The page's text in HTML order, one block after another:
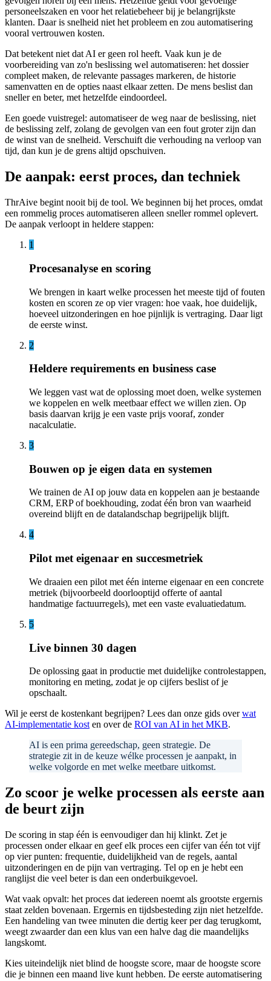
personeelszaken en voor het relatiebeheer bij je belangrijkste
klanten. Daar is snelheid niet het probleem en zou automatisering
vooral vertrouwen kosten.
Dat betekent niet dat AI er geen rol heeft. Vaak kun je de
voorbereiding van zo'n beslissing wel automatiseren: het dossier
compleet maken, de relevante passages markeren, de historie
samenvatten en de opties naast elkaar zetten. De mens beslist dan
sneller en beter, met hetzelfde eindoordeel.
Een goede vuistregel: automatiseer de weg naar de beslissing, niet
de beslissing zelf, zolang de gevolgen van een fout groter zijn dan
de winst van de snelheid. Verschuift die verhouding na verloop van
tijd, dan kun je de grens altijd opschuiven.
De aanpak: eerst proces, dan techniek
ThrAive begint nooit bij de tool. We beginnen bij het proces, omdat
een rommelig proces automatiseren alleen sneller rommel oplevert.
De aanpak verloopt in heldere stappen:
1
Procesanalyse en scoring
We brengen in kaart welke processen het meeste tijd of fouten
kosten en scoren ze op vier vragen: hoe vaak, hoe duidelijk,
hoeveel uitzonderingen en hoe pijnlijk is vertraging. Daar ligt
de eerste winst.
2
Heldere requirements en business case
We leggen vast wat de oplossing moet doen, welke systemen
we koppelen en welk meetbaar effect we willen zien. Op
basis daarvan krijg je een vaste prijs vooraf, zonder
nacalculatie.
3
Bouwen op je eigen data en systemen
We trainen de AI op jouw data en koppelen aan je bestaande
CRM, ERP of boekhouding, zodat één bron van waarheid
overeind blijft en de datalandschap begrijpelijk blijft.
4
Pilot met eigenaar en succesmetriek
We draaien een pilot met één interne eigenaar en een concrete
metriek (bijvoorbeeld doorlooptijd offerte of aantal
handmatige factuurregels), met een vaste evaluatiedatum.
5
Live binnen 30 dagen
De oplossing gaat in productie met duidelijke controlestappen,
monitoring en meting, zodat je op cijfers beslist of je
opschaalt.
Wil je eerst de kostenkant begrijpen? Lees dan onze gids overwat
AI-implementatie kost en over de ROI van AI in het MKB.
AI is een prima gereedschap, geen strategie. De
strategie zit in de keuze wélke processen je aanpakt, in
welke volgorde en met welke meetbare uitkomst.
Zo scoor je welke processen als eerste aan
de beurt zijn
De scoring in stap één is eenvoudiger dan hij klinkt. Zet je
processen onder elkaar en geef elk proces een cijfer van één tot vijf
op vier punten: frequentie, duidelijkheid van de regels, aantal
uitzonderingen en de pijn van vertraging. Tel op en je hebt een
ranglijst die veel beter is dan een onderbuikgevoel.
Wat vaak opvalt: het proces dat iedereen noemt als grootste ergernis
staat zelden bovenaan. Ergernis en tijdsbesteding zijn niet hetzelfde.
Een handeling van twee minuten die dertig keer per dag terugkomt,
weegt zwaarder dan een klus van een halve dag die maandelijks
langskomt.
Kies uiteindelijk niet blind de hoogste score, maar de hoogste score
die je binnen een maand live kunt hebben. De eerste automatisering